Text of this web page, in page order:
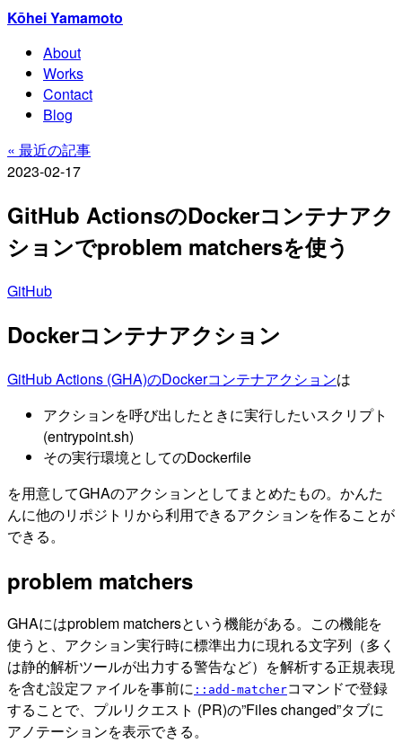
Kōhei Yamamoto
About
Works
Contact
Blog
« 最近の記事
2023-02-17
GitHub ActionsのDockerコンテナアク
ションでproblem matchersを使う
GitHub
Dockerコンテナアクション
GitHub Actions (GHA)のDockerコンテナアクションは
アクションを呼び出したときに実行したいスクリプト
(entrypoint.sh)
その実行環境としてのDockerfile
を用意してGHAのアクションとしてまとめたもの。かんた
んに他のリポジトリから利用できるアクションを作ることが
できる。
problem matchers
GHAにはproblem matchersという機能がある。この機能を
使うと、アクション実行時に標準出力に現れる文字列（多く
は静的解析ツールが出力する警告など）を解析する正規表現
を含む設定ファイルを事前に ::add-matcherコマンドで登録
することで、プルリクエスト (PR)の”Files changed”タブに
アノテーションを表示できる。